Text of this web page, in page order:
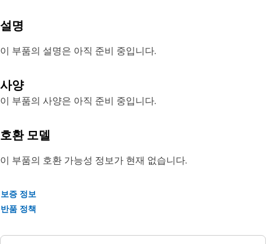
설명
이 부품의 설명은 아직 준비 중입니다.
사양
이 부품의 사양은 아직 준비 중입니다.
호환 모델
이 부품의 호환 가능성 정보가 현재 없습니다.
보증 정보
반품 정책